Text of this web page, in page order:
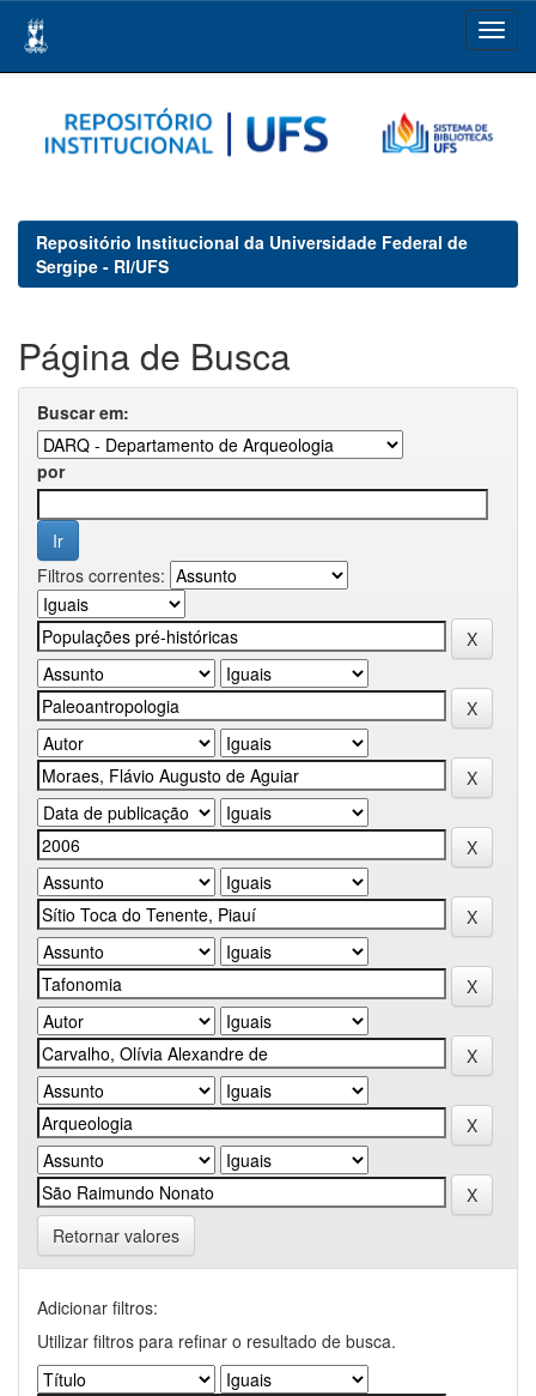
navigation
Repositório Institucional da Universidade Federal de
Sergipe - RI/UFS
Página de Busca
Buscar em:
por
Filtros correntes:
Retornar valores
Adicionar filtros:
Utilizar filtros para refinar o resultado de busca.